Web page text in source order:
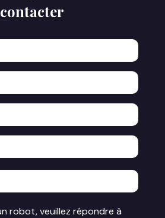
contacter
robot, veuillez répondre à